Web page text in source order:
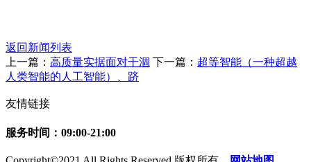
返回新闻列表
上一篇： 高质量实据面对干涸 下一篇： 超等智能（一种超越
人类智能的人工智能）、跻
友情链接
服务时间：09:00-21:00